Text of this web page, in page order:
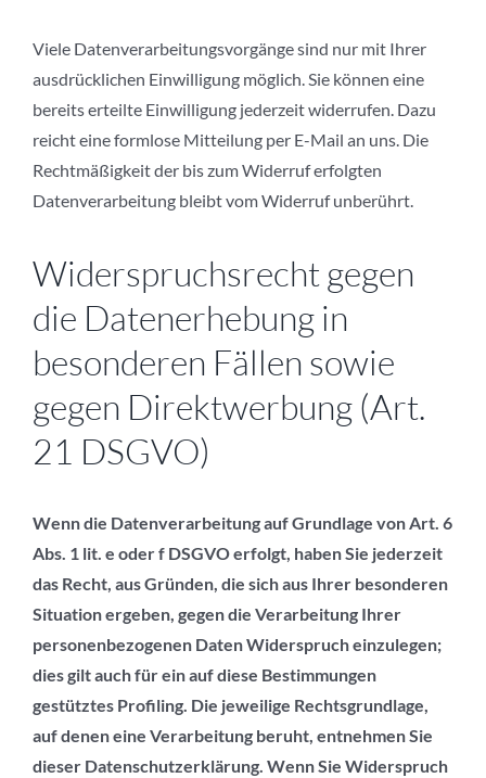
Viele Datenverarbeitungsvorgänge sind nur mit Ihrer
ausdrücklichen Einwilligung möglich. Sie können eine
bereits erteilte Einwilligung jederzeit widerrufen. Dazu
reicht eine formlose Mitteilung per E-Mail an uns. Die
Rechtmäßigkeit der bis zum Widerruf erfolgten
Datenverarbeitung bleibt vom Widerruf unberührt.
Widerspruchsrecht gegen
die Datenerhebung in
besonderen Fällen sowie
gegen Direktwerbung (Art.
21 DSGVO)
Wenn die Datenverarbeitung auf Grundlage von Art. 6
Abs. 1 lit. e oder f DSGVO erfolgt, haben Sie jederzeit
das Recht, aus Gründen, die sich aus Ihrer besonderen
Situation ergeben, gegen die Verarbeitung Ihrer
personenbezogenen Daten Widerspruch einzulegen;
dies gilt auch für ein auf diese Bestimmungen
gestütztes Profiling. Die jeweilige Rechtsgrundlage,
auf denen eine Verarbeitung beruht, entnehmen Sie
dieser Datenschutzerklärung. Wenn Sie Widerspruch